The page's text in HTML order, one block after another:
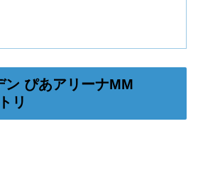
ン ぴあアリーナMM
リ